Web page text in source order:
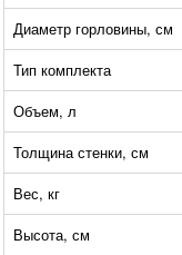
Диаметр горловины, см
Тип комплекта
Объем, л
Толщина стенки, см
Вес, кг
Высота, см